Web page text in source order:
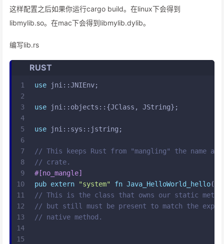
这样配置之后如果你运行cargo build。在linux下会得到
libmylib.so。在mac下会得到libmylib.dylib。
编写lib.rs
RUST
1
2
3
4
5
6
7
8
9
10
11
12
13
14
15
use jni::JNIEnv;
use jni::objects::{JClass, JString};
use jni::sys::jstring;
// This keeps Rust from "mangling" the name
// crate.
#[no_mangle]
pub extern "system" fn Java_HelloWorld_hello
// This is the class that owns our static
// but still must be present to match the
// native method.